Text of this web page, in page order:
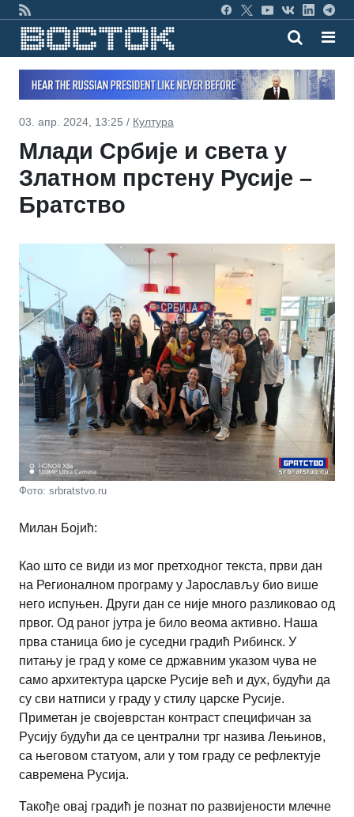
03. апр. 2024, 13:25 / Култура
Млади Србије и света у
Златном прстену Русије –
Братство
Фото: srbratstvo.ru
Милан Бојић:
Као што се види из мог претходног текста, први дан
на Регионалном програму у Јарослављу био више
него испуњен. Други дан се није много разликовао од
првог. Од раног јутра је било веома активно. Наша
прва станица био је суседни градић Рибинск. У
питању је град у коме се државним указом чува не
само архитектура царске Русије већ и дух, будући да
су сви натписи у граду у стилу царске Русије.
Приметан је својеврстан контраст специфичан за
Русију будући да се централни трг назива Лењинов,
са његовом статуом, али у том граду се рефлектује
савремена Русија.
Такође овај градић је познат по развијености млечне